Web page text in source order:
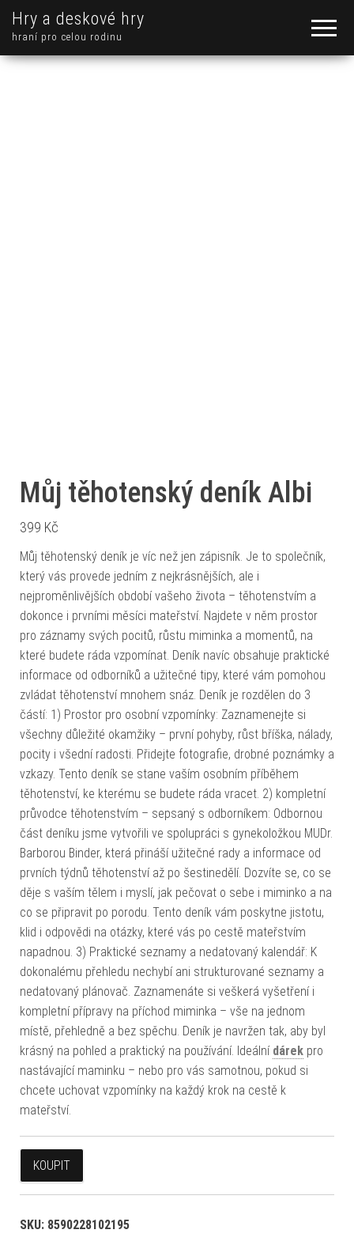
Hry a deskové hry
hraní pro celou rodinu
Můj těhotenský deník Albi
399 Kč
Můj těhotenský deník je víc než jen zápisník. Je to společník,
který vás provede jedním z nejkrásnějších, ale i
nejproměnlivějších období vašeho života – těhotenstvím a
dokonce i prvními měsíci mateřství. Najdete v něm prostor
pro záznamy svých pocitů, růstu miminka a momentů, na
které budete ráda vzpomínat. Deník navíc obsahuje praktické
informace od odborníků a užitečné tipy, které vám pomohou
zvládat těhotenství mnohem snáz. Deník je rozdělen do 3
částí: 1) Prostor pro osobní vzpomínky: Zaznamenejte si
všechny důležité okamžiky – první pohyby, růst bříška, nálady,
pocity i všední radosti. Přidejte fotografie, drobné poznámky a
vzkazy. Tento deník se stane vaším osobním příběhem
těhotenství, ke kterému se budete ráda vracet. 2) kompletní
průvodce těhotenstvím – sepsaný s odborníkem: Odbornou
část deníku jsme vytvořili ve spolupráci s gynekoložkou MUDr.
Barborou Binder, která přináší užitečné rady a informace od
prvních týdnů těhotenství až po šestinedělí. Dozvíte se, co se
děje s vaším tělem i myslí, jak pečovat o sebe i miminko a na
co se připravit po porodu. Tento deník vám poskytne jistotu,
klid i odpovědi na otázky, které vás po cestě mateřstvím
napadnou. 3) Praktické seznamy a nedatovaný kalendář: K
dokonalému přehledu nechybí ani strukturované seznamy a
nedatovaný plánovač. Zaznamenáte si veškerá vyšetření i
kompletní přípravy na příchod miminka – vše na jednom
místě, přehledně a bez spěchu. Deník je navržen tak, aby byl
krásný na pohled a praktický na používání. Ideální dárek pro
nastávající maminku – nebo pro vás samotnou, pokud si
chcete uchovat vzpomínky na každý krok na cestě k
mateřství.
KOUPIT
SKU: 8590228102195